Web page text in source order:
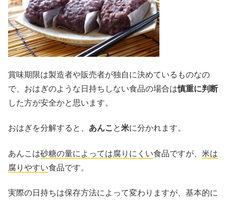
賞味期限は製造者や販売者が独自に決めているものなの
で、おはぎのような日持ちしない食品の場合は慎重に判断
した方が安全かと思います。
おはぎを分解すると、 あんこ と米に分かれます。
あんこは砂糖の量によっては腐りにくい食品ですが、 米は
腐りやすい食品です。
実際の日持ちは保存方法によって変わりますが、基本的に